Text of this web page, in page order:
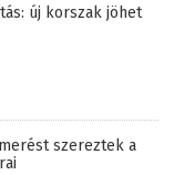
új korszak jöhet
szereztek a